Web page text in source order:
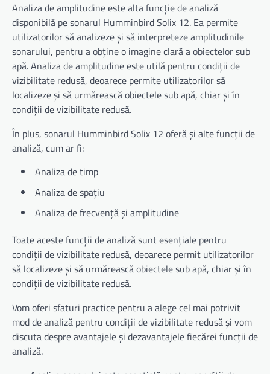
Analiza de amplitudine este alta funcție de analiză
disponibilă pe sonarul Humminbird Solix 12. Ea permite
utilizatorilor să analizeze și să interpreteze amplitudinile
sonarului, pentru a obține o imagine clară a obiectelor sub
apă. Analiza de amplitudine este utilă pentru condiții de
vizibilitate redusă, deoarece permite utilizatorilor să
localizeze și să urmărească obiectele sub apă, chiar și în
condiții de vizibilitate redusă.
În plus, sonarul Humminbird Solix 12 oferă și alte funcții de
analiză, cum ar fi:
Analiza de timp
Analiza de spațiu
Analiza de frecvență și amplitudine
Toate aceste funcții de analiză sunt esențiale pentru
condiții de vizibilitate redusă, deoarece permit utilizatorilor
să localizeze și să urmărească obiectele sub apă, chiar și în
condiții de vizibilitate redusă.
Vom oferi sfaturi practice pentru a alege cel mai potrivit
mod de analiză pentru condiții de vizibilitate redusă și vom
discuta despre avantajele și dezavantajele fiecărei funcții de
analiză.